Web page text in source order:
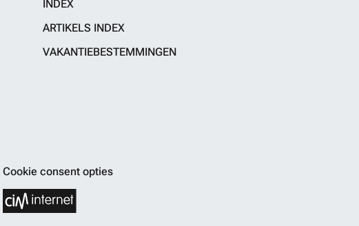
INDEX
ARTIKELS INDEX
VAKANTIEBESTEMMINGEN
Cookie consent opties